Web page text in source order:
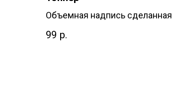
Объемная надпись сделанная
из дерева
99 р.